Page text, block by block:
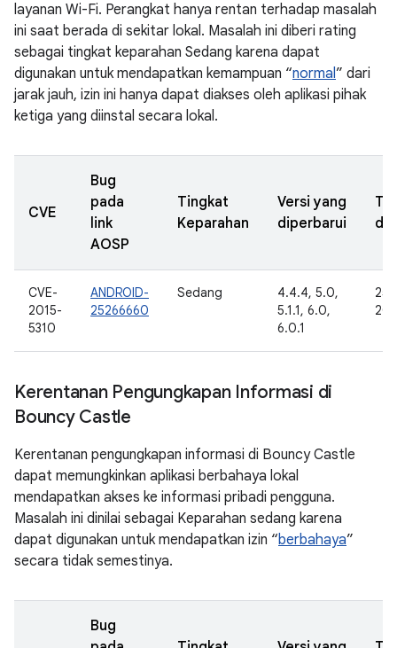
layanan Wi-Fi. Perangkat hanya rentan terhadap masalah
ini saat berada di sekitar lokal. Masalah ini diberi rating
sebagai tingkat keparahan Sedang karena dapat
digunakan untuk mendapatkan kemampuan “normal” dari
jarak jauh, izin ini hanya dapat diakses oleh aplikasi pihak
ketiga yang diinstal secara lokal.
CVE
Bug
pada
link
AOSP
Tingkat
Keparahan
Versi yang
diperbarui
CVE-
2015-
5310
ANDROID-
25266660
Sedang
4.4.4, 5.0,
5.1.1, 6.0,
6.0.1
25
Kerentanan Pengungkapan Informasi di
Bouncy Castle
Kerentanan pengungkapan informasi di Bouncy Castle
dapat memungkinkan aplikasi berbahaya lokal
mendapatkan akses ke informasi pribadi pengguna.
Masalah ini dinilai sebagai Keparahan sedang karena
dapat digunakan untuk mendapatkan izin “berbahaya”
secara tidak semestinya.
Bug